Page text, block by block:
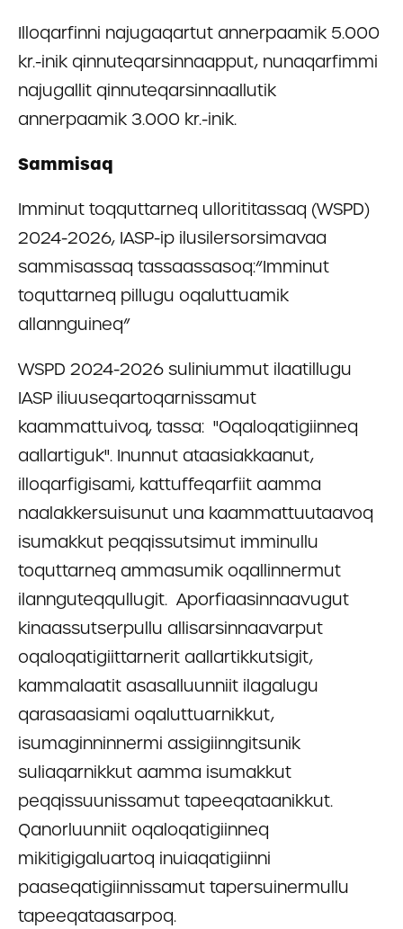
Illoqarfinni najugaqartut annerpaamik 5.000
kr.-inik qinnuteqarsinnaapput, nunaqarfimmi
najugallit qinnuteqarsinnaallutik
annerpaamik 3.000 kr.-inik.
Sammisaq
Imminut toqquttarneq ullorititassaq (WSPD)
2024-2026, IASP-ip ilusilersorsimavaa
sammisassaq tassaassasoq:“Imminut
toquttarneq pillugu oqaluttuamik
allannguineq”
WSPD 2024-2026 suliniummut ilaatillugu
IASP iliuuseqartoqarnissamut
kaammattuivoq, tassa: "Oqaloqatigiinneq
aallartiguk". Inunnut ataasiakkaanut,
illoqarfigisami, kattuffeqarfiit aamma
naalakkersuisunut una kaammattuutaavoq
isumakkut peqqissutsimut imminullu
toquttarneq ammasumik oqallinnermut
ilannguteqqullugit. Aporfiaasinnaavugut
kinaassutserpullu allisarsinnaavarput
oqaloqatigiittarnerit aallartikkutsigit,
kammalaatit asasalluunniit ilagalugu
qarasaasiami oqaluttuarnikkut,
isumaginninnermi assigiinngitsunik
suliaqarnikkut aamma isumakkut
peqqissuunissamut tapeeqataanikkut.
Qanorluunniit oqaloqatigiinneq
mikitigigaluartoq inuiaqatigiinni
paaseqatigiinnissamut tapersuinermullu
tapeeqataasarpoq.